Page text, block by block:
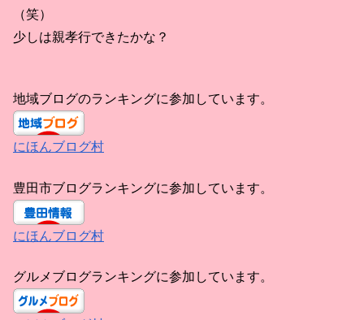
（笑）
少しは親孝行できたかな？
地域ブログのランキングに参加しています。
にほんブログ村
豊田市ブログランキングに参加しています。
にほんブログ村
グルメブログランキングに参加しています。